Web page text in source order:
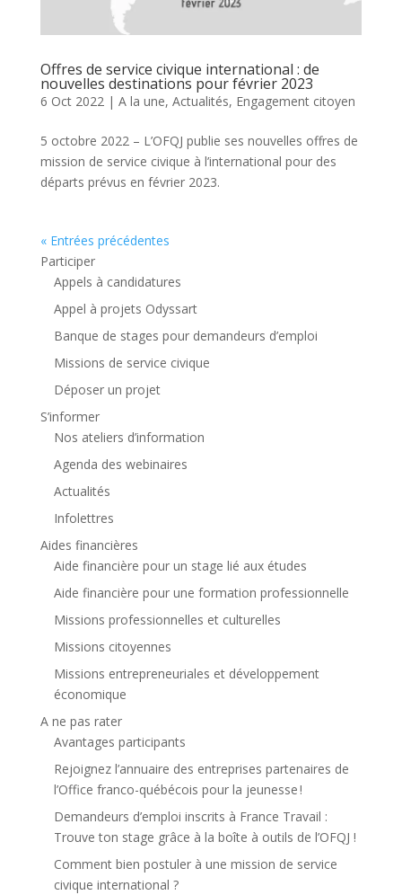
Offres de service civique international : de
nouvelles destinations pour février 2023
6 Oct 2022| A la une, Actualités, Engagement citoyen
5 octobre 2022 – L’OFQJ publie ses nouvelles offres de
mission de service civique à l’international pour des
départs prévus en février 2023.
« Entrées précédentes
Participer
Appels à candidatures
Appel à projets Odyssart
Banque de stages pour demandeurs d’emploi
Missions de service civique
Déposer un projet
S’informer
Nos ateliers d’information
Agenda des webinaires
Actualités
Infolettres
Aides financières
Aide financière pour un stage lié aux études
Aide financière pour une formation professionnelle
Missions professionnelles et culturelles
Missions citoyennes
Missions entrepreneuriales et développement
économique
A ne pas rater
Avantages participants
Rejoignez l’annuaire des entreprises partenaires de
l’Office franco-québécois pour la jeunesse !
Demandeurs d’emploi inscrits à France Travail :
Trouve ton stage grâce à la boîte à outils de l’OFQJ !
Comment bien postuler à une mission de service
civique international ?